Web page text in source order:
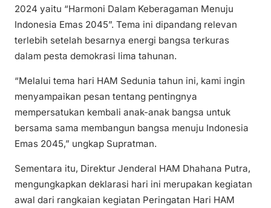
2024 yaitu “Harmoni Dalam Keberagaman Menuju
Indonesia Emas 2045”. Tema ini dipandang relevan
terlebih setelah besarnya energi bangsa terkuras
dalam pesta demokrasi lima tahunan.
“Melalui tema hari HAM Sedunia tahun ini, kami ingin
menyampaikan pesan tentang pentingnya
mempersatukan kembali anak-anak bangsa untuk
bersama sama membangun bangsa menuju Indonesia
Emas 2045,” ungkap Supratman.
Sementara itu, Direktur Jenderal HAM Dhahana Putra,
mengungkapkan deklarasi hari ini merupakan kegiatan
awal dari rangkaian kegiatan Peringatan Hari HAM